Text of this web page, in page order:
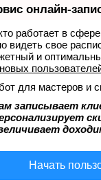
онлайн-
работает в
видеть свое
и
для мастеров и
записывает
Начать